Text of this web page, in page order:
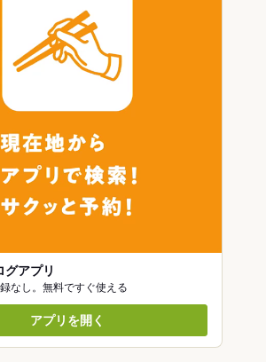
グアプリ
なし。無料ですぐ使える
アプリを開く